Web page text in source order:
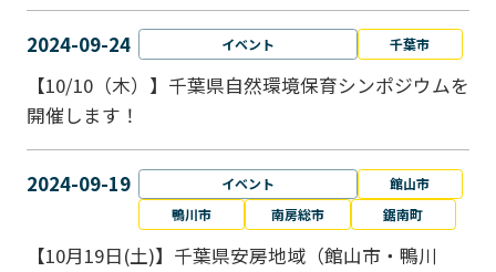
2024-09-24 イベント 千葉市
【10/10（木）】千葉県自然環境保育シンポジウムを
開催します！
2024-09-19 イベント
館山市
鴨川市
南房総市 鋸南町
【10月19日(土)】千葉県安房地域（館山市・鴨川